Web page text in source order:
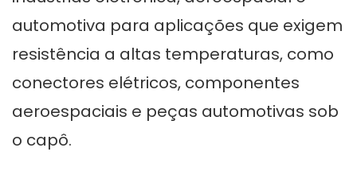
automotiva para aplicações que exigem
resistência a altas temperaturas, como
conectores elétricos, componentes
aeroespaciais e peças automotivas sob
o capô.